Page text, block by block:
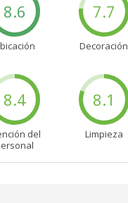
8.6 7.7
Decoración
8.4
del
8.1
Limpieza